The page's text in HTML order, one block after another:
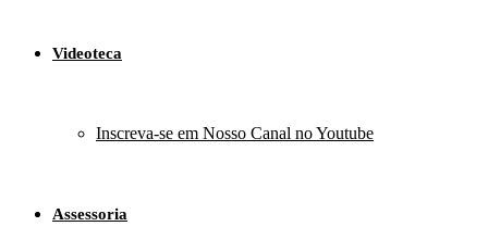
Videoteca
Inscreva-se em Nosso Canal no Youtube
Assessoria